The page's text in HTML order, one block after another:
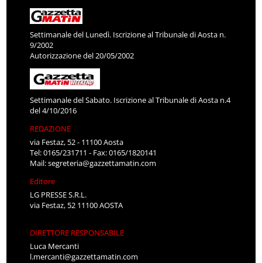
Settimanale del Lunedì. Iscrizione al Tribunale di Aosta n.
9/2002
Autorizzazione del 20/05/2002
Settimanale del Sabato. Iscrizione al Tribunale di Aosta n.4
del 4/10/2016
REDAZIONE
via Festaz, 52 - 11100 Aosta
Tel: 0165/231711 - Fax: 0165/1820141
Mail:segreteria@gazzettamatin.com
Editore
LG PRESSE S.R.L.
via Festaz, 52 11100 AOSTA
DIRETTORE RESPONSABILE
Luca Mercanti
l.mercanti@gazzettamatin.com